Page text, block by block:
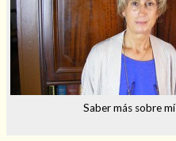
Saber más sobre mí